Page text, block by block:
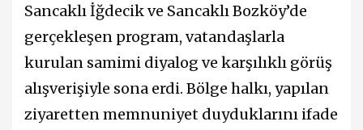
Sancaklı İğdecik ve Sancaklı Bozköy’de
gerçekleşen program, vatandaşlarla
kurulan samimi diyalog ve karşılıklı görüş
alışverişiyle sona erdi. Bölge halkı, yapılan
ziyaretten memnuniyet duyduklarını ifade